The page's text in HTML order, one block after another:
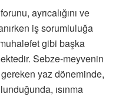
ayrıcalığını ve
iş sorumluluğa
gibi başka
Sebze-meyvenin
yaz döneminde,
ısınma